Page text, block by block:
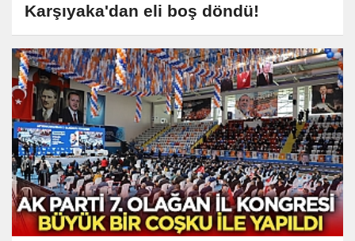
Karşıyaka'dan eli boş döndü!